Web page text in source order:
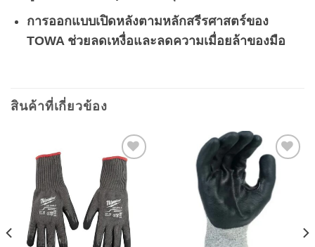
การออกแบบเปิดหลังตามหลักสรีรศาสตร์ของ
TOWA ช่วยลดเหงื่อและลดความเมื่อยล้าของมือ
สินค้าที่เกี่ยวข้อง
Add to
wishlist
wishlist